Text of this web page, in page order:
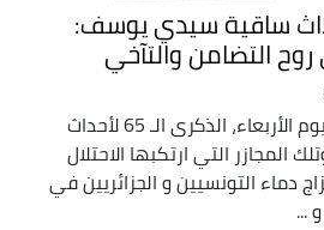
65 لأحداث ساقية سيدي يوسف:
التضامن والتآخي
تحيي الجزائر وتونس، اليوم الأربعاء، الذكرى الـ 65 لأحداث
التي ارتكبها الاحتلال
دماء التونسيين و الجزائريين في